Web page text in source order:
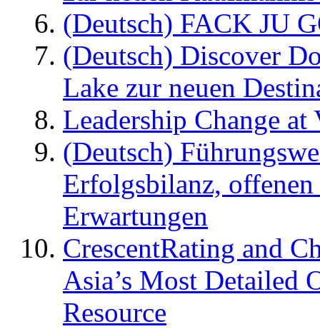
(Deutsch) FACK JU
(Deutsch) Discover
Lake zur neuen
Leadership Change
(Deutsch)
Erfolgsbilanz,
Erwartungen
CrescentRating and
Asia’s Most Detailed
Resource